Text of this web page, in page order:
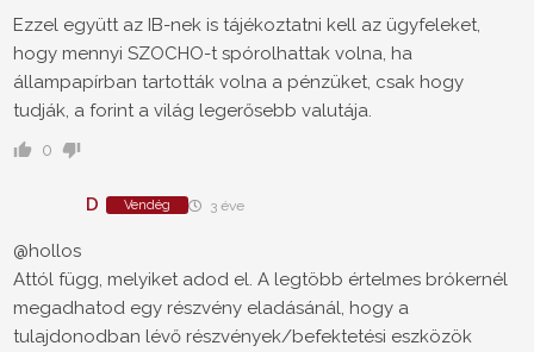
Ezzel együtt az IB-nek is tájékoztatni kell az ügyfeleket,
hogy mennyi SZOCHO-t spórolhattak volna, ha
állampapírban tartották volna a pénzüket, csak hogy
tudják, a forint a világ legerősebb valutája.
0
D Vendég 3 éve
@hollos
Attól függ, melyiket adod el. A legtöbb értelmes brókernél
megadhatod egy részvény eladásánál, hogy a
tulajdonodban lévő részvények/befektetési eszközök